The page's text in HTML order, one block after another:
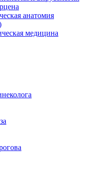
анатомия
медицина